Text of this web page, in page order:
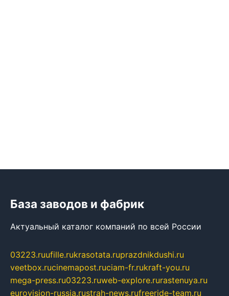
База заводов и фабрик
Актуальный каталог компаний по всей России
03223.ruufille.rukrasotata.ruprazdnikdushi.ru
veetbox.rucinemapost.ruciam-fr.rukraft-you.ru
mega-press.ru03223.ruweb-explore.rurastenuya.ru
eurovision-russia.rustrah-news.rufreeride-team.ru